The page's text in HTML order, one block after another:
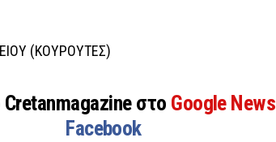
(ΚΟΥΡΟΥΤΕΣ)
στο Google News
Facebook